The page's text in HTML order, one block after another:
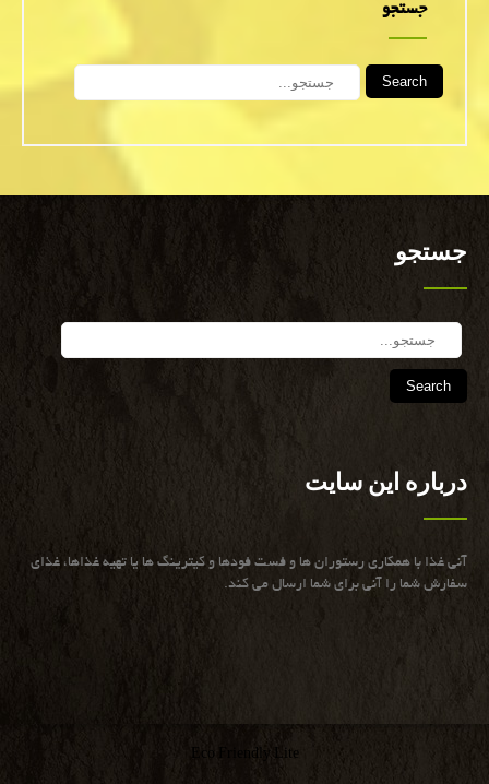
جستجو
Search
جستجو
درباره این سایت
آنی غذا با همكاری رستوران ها و فست فودها و كیترینگ ها یا تهیه غذاها، غذای
سفارش شما را آنی برای شما ارسال می كند.
Eco Friendly Lite